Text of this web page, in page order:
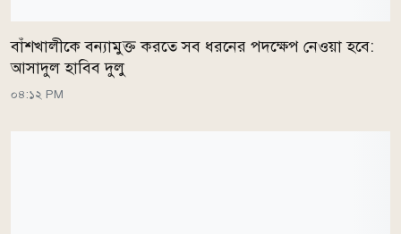
বাঁশখালীকে বন্যামুক্ত করতে সব ধরনের পদক্ষেপ নেওয়া হবে:
আসাদুল হাবিব দুলু
০৪:১২ PM